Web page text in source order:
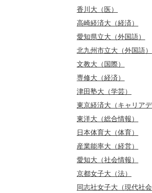
香川大（医）
高崎経済大（経済）
愛知県立大（外国語）
北九州市立大（外国語）
文教大（国際）
専修大（経済）
津田塾大（学芸）
東京経済大（キャリア
東洋大（総合情報）
日本体育大（体育）
産業能率大（経営）
愛知大（社会情報）
京都女子大（法）
同志社女子大（現代社会